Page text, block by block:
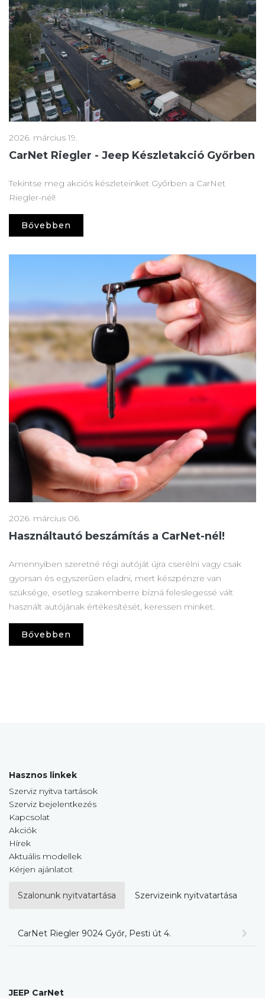
2026. március 19.
CarNet Riegler - Jeep Készletakció Győrben
Tekintse meg akciós készleteinket Győrben a CarNet
Riegler-nél!
Bővebben
2026. március 06.
Használtautó beszámítás a CarNet-nél!
Amennyiben szeretné régi autóját újra cserélni vagy csak
gyorsan és egyszerűen eladni, mert készpénzre van
szüksége, esetleg szakemberre bízná feleslegessé vált
használt autójának értékesítését, keressen minket.
Bővebben
Hasznos linkek
Szerviz nyitva tartások
Szerviz bejelentkezés
Kapcsolat
Akciók
Hírek
Aktuális modellek
Kérjen ajánlatot
Szalonunk nyitvatartása Szervizeink nyitvatartása
CarNet Riegler 9024 Győr, Pesti út 4.
JEEP CarNet